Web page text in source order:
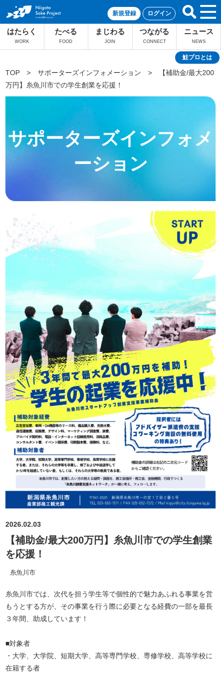
新規登録 ログイン
はたらく
WORK
たべる
FOOD
まじわる
JOIN
つながる
CONNECT
ニュース
NEWS
鮭プロとは
TOP >サポーターズインフォメーション >
【補助金/最大200
万円】糸魚川市での学生創業を応援！
サポーターズインフォメ
ーション
2026.02.03
【補助金/最大200万円】糸魚川市での学生創業
を応援！
糸魚川市
糸魚川市では、次代を担う学生等で個性的で魅力あふれる事業を営
もうとする方が、その事業を行う際に必要となる経費の一部を最長
３年間、助成しています！
■対象者
・大学、大学院、短期大学、高等専門学校、専修学校、高等学校に
在籍する者